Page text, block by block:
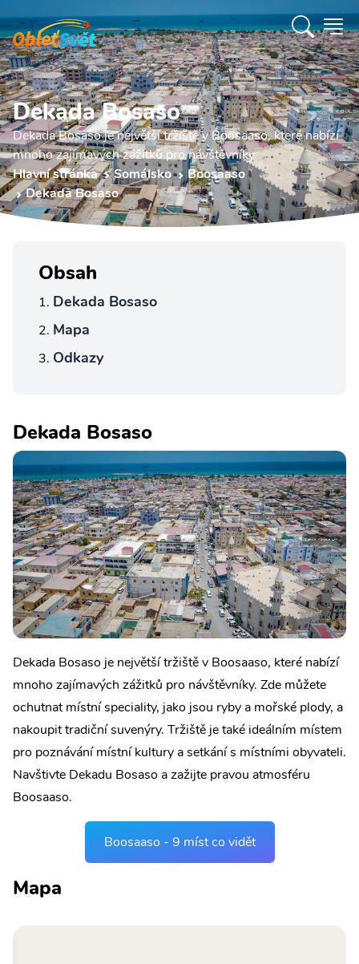
Dekada Bosaso
Dekada Bosaso je největší tržiště v Boosaaso, které nabízí
mnoho zajímavých zážitků pro návštěvníky.
Hlavní stránka
Somálsko
Boosaaso
Dekada Bosaso
Obsah
Dekada Bosaso
Mapa
Odkazy
Dekada Bosaso
Dekada Bosaso je největší tržiště v Boosaaso, které nabízí
mnoho zajímavých zážitků pro návštěvníky. Zde můžete
ochutnat místní speciality, jako jsou ryby a mořské plody, a
nakoupit tradiční suvenýry. Tržiště je také ideálním místem
pro poznávání místní kultury a setkání s místními obyvateli.
Navštivte Dekadu Bosaso a zažijte pravou atmosféru
Boosaaso.
Boosaaso - 9 míst co vidět
Mapa